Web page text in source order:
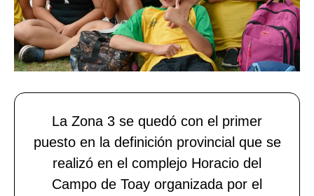
La Zona 3 se quedó con el primer
puesto en la definición provincial que se
realizó en el complejo Horacio del
Campo de Toay organizada por el